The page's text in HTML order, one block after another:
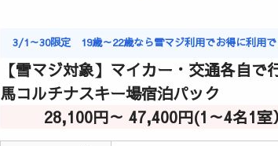
3/1～30限定 19歳～22歳なら雪マジ利用でお得に利用で
【雪マジ対象】マイカー・交通各自
馬コルチナスキー場宿泊パック
28,100円～ 47,400円(1～4名1室）